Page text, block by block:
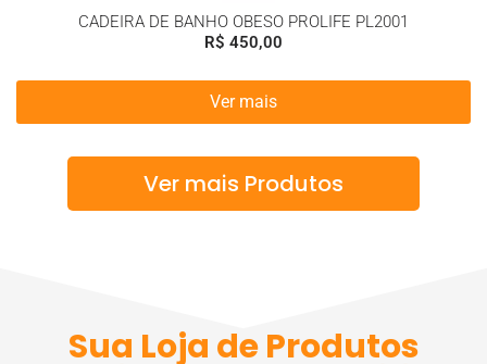
CADEIRA DE BANHO OBESO PROLIFE PL2001
R$ 450,00
Ver mais
Ver mais Produtos
Sua Loja de Produtos